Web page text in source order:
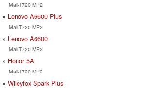
Mali-T720 MP2
Lenovo A6600 Plus
Mali-T720 MP2
Lenovo A6600
Mali-T720 MP2
Honor 5A
Mali-T720 MP2
Wileyfox Spark Plus